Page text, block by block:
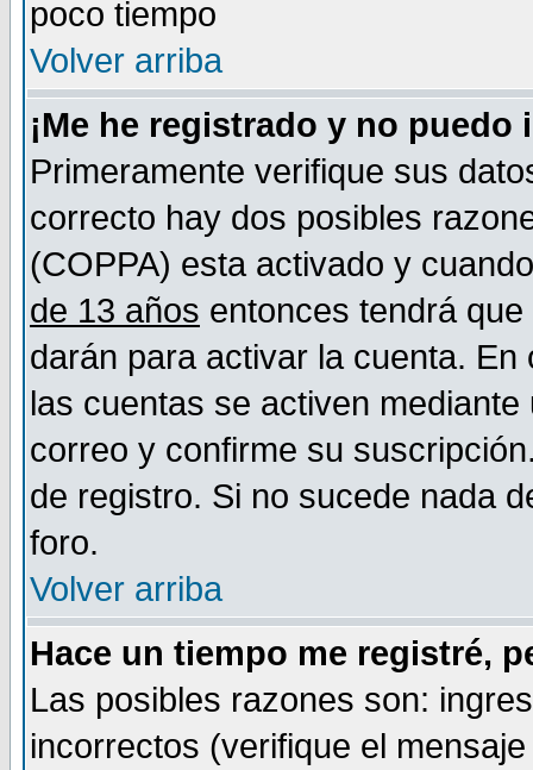
poco tiempo
Volver arriba
¡Me he registrado y no puedo
Primeramente verifique sus
correcto hay dos posibles
(COPPA) esta activado y
de 13 años entonces tendrá
darán para activar la cuenta.
las cuentas se activen
correo y confirme su
de registro. Si no sucede nada
foro.
Volver arriba
Hace un tiempo me registré,
Las posibles razones son:
incorrectos (verifique el